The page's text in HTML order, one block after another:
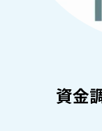
資金